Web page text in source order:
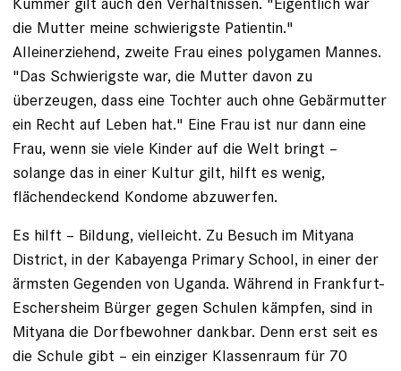
die Mutter meine schwierigste Patientin."
Alleinerziehend, zweite Frau eines polygamen Mannes.
"Das Schwierigste war, die Mutter davon zu
überzeugen, dass eine Tochter auch ohne Gebärmutter
ein Recht auf Leben hat." Eine Frau ist nur dann eine
Frau, wenn sie viele Kinder auf die Welt bringt –
solange das in einer Kultur gilt, hilft es wenig,
flächendeckend Kondome abzuwerfen.
Es hilft – Bildung, vielleicht. Zu Besuch im Mityana
District, in der Kabayenga Primary School, in einer der
ärmsten Gegenden von Uganda. Während in Frankfurt-
Eschersheim Bürger gegen Schulen kämpfen, sind in
Mityana die Dorfbewohner dankbar. Denn erst seit es
die Schule gibt – ein einziger Klassenraum für 70